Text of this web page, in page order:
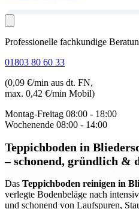
Professionelle fachkundige
01803 80 60 33
(0,09 €/min aus dt. FN,
max. 0,42 €/min Mobil)
Montag-Freitag 08:00 - 18:00
Wochenende 08:00 - 14:00
Teppichboden in
– schonend, gründlich &
Das Teppichboden reinigen in
verlegte Bodenbeläge nach
und schonend von Laufspuren,